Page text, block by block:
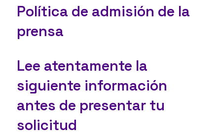
Política de admisión de la
prensa
Lee atentamente la
siguiente información
antes de presentar tu
solicitud